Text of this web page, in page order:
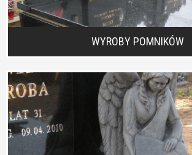
WYROBY POMNIKÓW